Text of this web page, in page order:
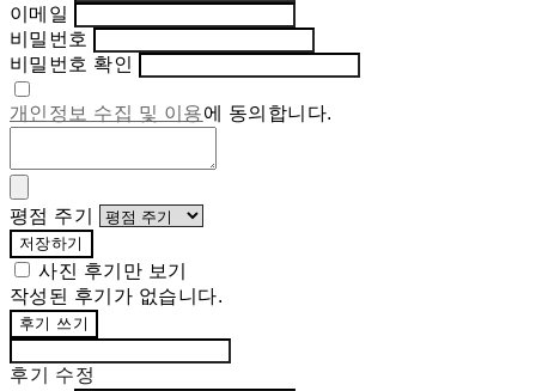
이메일
비밀번호
비밀번호 확인
개인정보 수집 및 이용에 동의합니다.
평점 주기
저장하기
사진 후기만 보기
작성된 후기가 없습니다.
후기 쓰기
후기 수정